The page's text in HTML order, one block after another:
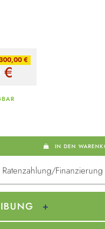
Weiß
€
€
IN DEN